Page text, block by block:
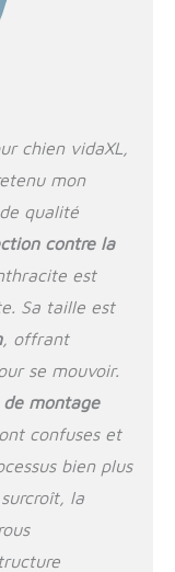
paradis de
pour vos
quatre
:】 Grâce à
la niche
est
et conçue
en
:】 La
prolongé
d’éviter les
et les
tout en
la
【Toit
:】 Le toit
protège
du soleil, de
chien vidaXL,
mon
qualité
contre la
est
Sa taille est
, offrant
se mouvoir.
montage
confuses et
bien plus
la